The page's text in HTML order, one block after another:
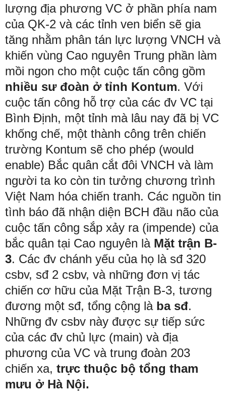
lượng địa phương VC ở phần phía nam
của QK-2 và các tỉnh ven biển sẽ gia
tăng nhằm phân tán lực lượng VNCH và
khiến vùng Cao nguyên Trung phần làm
mồi ngon cho một cuộc tấn công gồm
nhiều sư đoàn ở tỉnh Kontum. Với
cuộc tấn công hỗ trợ của các đv VC tại
Bình Định, một tỉnh mà lâu nay đã bị VC
khống chế, một thành công trên chiến
trường Kontum sẽ cho phép (would
enable) Bắc quân cắt đôi VNCH và làm
người ta ko còn tin tưởng chương trình
Việt Nam hóa chiến tranh. Các nguồn tin
tình báo đã nhận diện BCH đầu não của
cuộc tấn công sắp xảy ra (impende) của
bắc quân tại Cao nguyên là Mặt trận B-
3. Các đv chánh yếu của họ là sđ 320
csbv, sđ 2 csbv, và những đơn vị tác
chiến cơ hữu của Mặt Trận B-3, tương
đương một sđ, tổng cộng là ba sđ.
Những đv csbv này được sự tiếp sức
của các đv chủ lực (main) và địa
phương của VC và trung đoàn 203
chiến xa, trực thuộc bộ tổng tham
mưu ở Hà Nội.